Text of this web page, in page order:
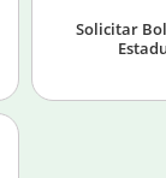
Solicitar